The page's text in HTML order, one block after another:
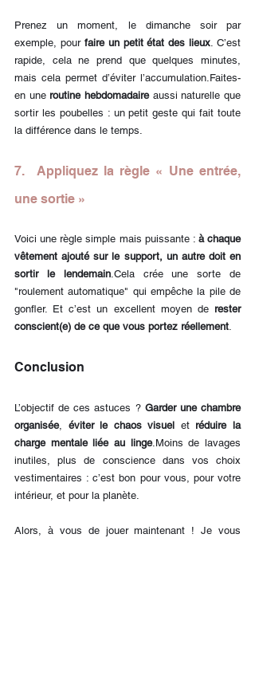
Prenez un moment, le dimanche soir par
exemple, pour faire un petit état des lieux . C’est
rapide, cela ne prend que quelques minutes,
mais cela permet d’éviter l’accumulation.Faites-
en une routine hebdomadaire aussi naturelle que
sortir les poubelles : un petit geste qui fait toute
la différence dans le temps.
7.  Appliquez la règle « Une entrée,
une sortie »
Voici une règle simple mais puissante : à chaque
vêtement ajouté sur le support, un autre doit en
sortir le lendemain.Cela crée une sorte de
"roulement automatique" qui empêche la pile de
gonfler. Et c’est un excellent moyen de rester
conscient(e) de ce que vous portez réellement
Conclusion
L’objectif de ces astuces ? Garder une chambre
organisée, éviter le chaos visuel et réduire la
charge mentale liée au linge.Moins de lavages
inutiles, plus de conscience dans vos choix
vestimentaires : c’est bon pour vous, pour votre
intérieur, et pour la planète.